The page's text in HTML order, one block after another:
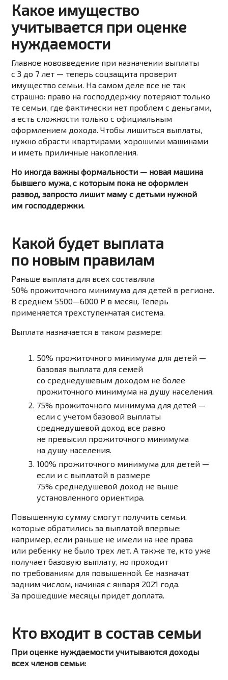
Какое имущество
учитывается при оценке
нуждаемости
Главное нововведение при назначении выплаты
с 3 до 7 лет — теперь соцзащита проверит
имущество семьи. На самом деле все не так
страшно: право на господдержку потеряют только
те семьи, где фактически нет проблем с деньгами,
а есть сложности только с официальным
оформлением дохода. Чтобы лишиться выплаты,
нужно обрасти квартирами, хорошими машинами
и иметь приличные накопления.
Но иногда важны формальности — новая машина
бывшего мужа, с которым пока не оформлен
развод, запросто лишит маму с детьми нужной
им господдержки.
Какой будет выплата
по новым правилам
Раньше выплата для всех составляла
50% прожиточного минимума для детей в регионе.
В среднем 5500—6000 Р в месяц. Теперь
применяется трехступенчатая система.
Выплата назначается в таком размере:
50% прожиточного минимума для детей —
базовая выплата для семей
со среднедушевым доходом не более
прожиточного минимума на душу населения.
75% прожиточного минимума для детей —
если с учетом базовой выплаты
среднедушевой доход все равно
не превысил прожиточного минимума
на душу населения.
100% прожиточного минимума для детей —
если и с выплатой в размере
75% среднедушевой доход не выше
установленного ориентира.
Повышенную сумму смогут получить семьи,
которые обратились за выплатой впервые:
например, если раньше не имели на нее права
или ребенку не было трех лет. А также те, кто уже
получает базовую выплату, но проходит
по требованиям для повышенной. Ее назначат
задним числом, начиная с января 2021 года.
За прошедшие месяцы придет доплата.
Кто входит в состав семьи
При оценке нуждаемости учитываются доходы
всех членов семьи: